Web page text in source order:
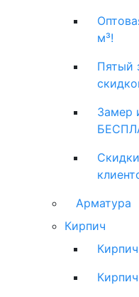
м³!
Пятый
Замер
Арматура
Кирпич